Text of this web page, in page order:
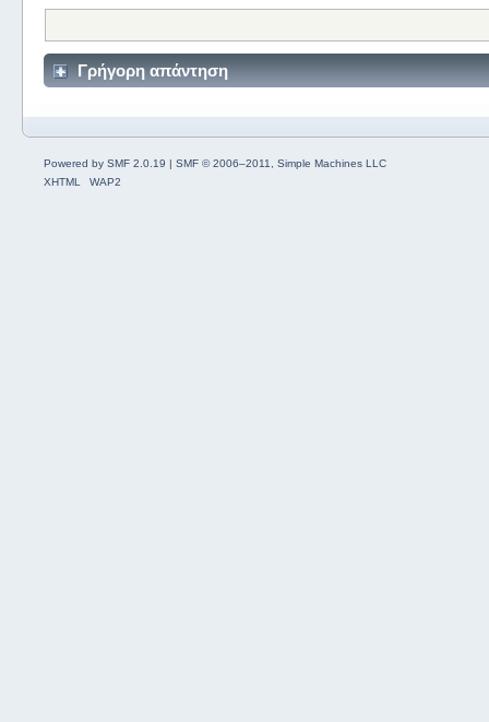
Γρήγορη απάντηση
Powered by SMF 2.0.19 | SMF © 2006–2011, Simple Machines LLC
XHTML
WAP2